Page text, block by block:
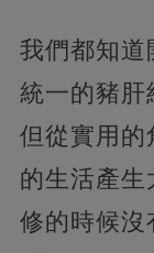
我們都知道
統一的豬肝
但從實用的
的生活產生
修的時候沒